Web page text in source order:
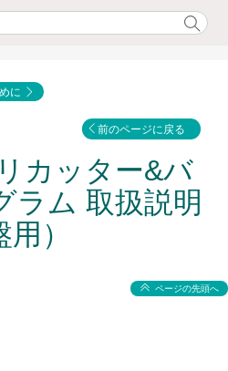
に
前のページに戻る
カッター&バ
ラム 取扱説明
）
ページの先頭へ